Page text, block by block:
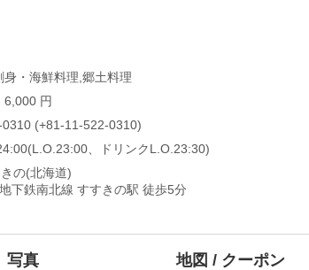
身・海鮮料理,郷土料理
6,000 円
(+81-11-522-0310)
、ドリンクL.O.23:30)
の(北海道)
下鉄南北線 すすきの駅 徒歩5分
写真 地図 / クーポン